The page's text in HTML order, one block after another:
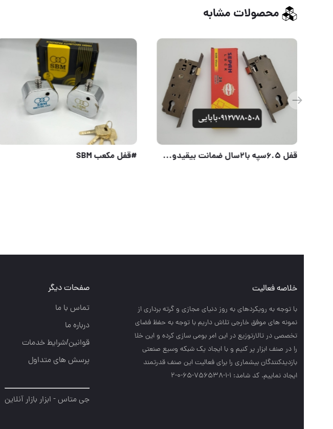
محصولات مشابه
قفل حیاطی کلید کامپیوتری اراد برنجی
خلاصه فعالیت
با توجه به رويكردهاي به روز دنياي مجازي و گرته برداري از
نمونه هاي موفق خارجي تلاش داريم با توجه به حفظ فضاي
تخصصي در تالارتوزيع در اين امر بومي سازي كرده و اين خلا
را در صنف ابزار پر كنيم و با ايجاد يك شبكه وسيع صنعتي
بازديدكنندگان بيشماري را براي فعاليت اين صنف قدرتمند
ايجاد نماييم. کد شامد: 1-1-756538-65-0-2
صفحات دیگر
تماس با ما
قوانین/شرایط خدمات
پرسش های متداول
جی متاس - ابزار بازار آنلاین